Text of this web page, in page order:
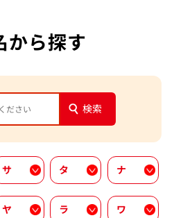
から探す
検索
サ タ ナ
ヤ ラ ワ